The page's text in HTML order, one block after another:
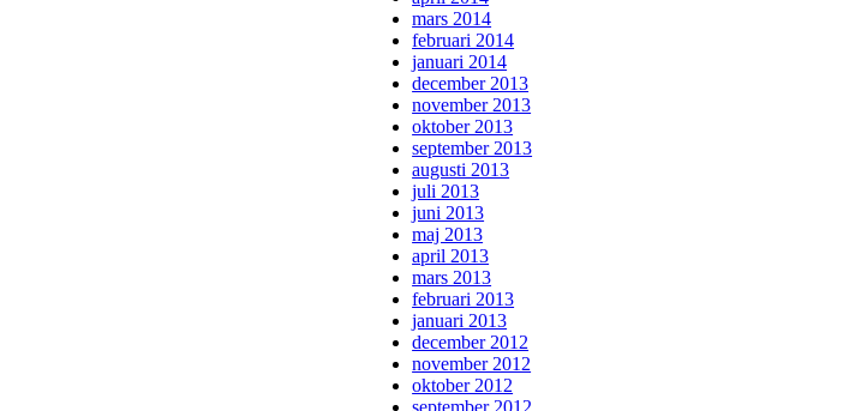
mars 2014
februari 2014
januari 2014
december 2013
november 2013
oktober 2013
september 2013
augusti 2013
juli 2013
juni 2013
maj 2013
april 2013
mars 2013
februari 2013
januari 2013
december 2012
november 2012
oktober 2012
september 2012